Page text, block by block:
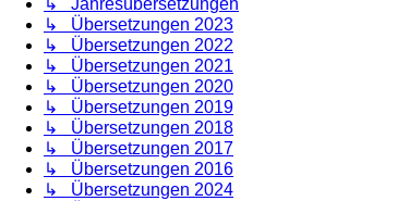
↳ Jahresübersetzungen
↳ Übersetzungen 2023
↳ Übersetzungen 2022
↳ Übersetzungen 2021
↳ Übersetzungen 2020
↳ Übersetzungen 2019
↳ Übersetzungen 2018
↳ Übersetzungen 2017
↳ Übersetzungen 2016
↳ Übersetzungen 2024